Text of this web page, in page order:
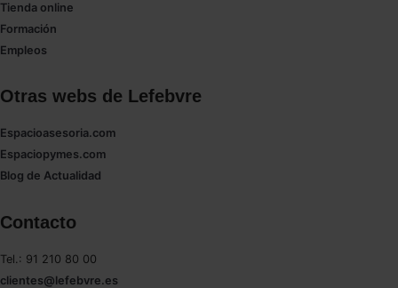
Tienda online
Formación
Empleos
Otras webs de Lefebvre
Espacioasesoria.com
Espaciopymes.com
Blog de Actualidad
Contacto
Tel.: 91 210 80 00
clientes@lefebvre.es